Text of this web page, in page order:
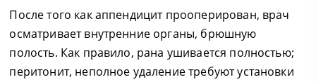
После того как аппендицит прооперирован, врач
осматривает внутренние органы, брюшную
полость. Как правило, рана ушивается полностью;
перитонит, неполное удаление требуют установки